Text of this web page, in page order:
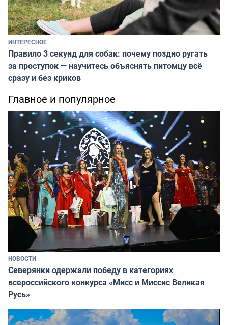
ИНТЕРЕСНОЕ
Правило 3 секунд для собак: почему поздно ругать
за проступок — научитесь объяснять питомцу всё
сразу и без криков
Главное и популярное
НОВОСТИ
Северянки одержали победу в категориях
всероссийского конкурса «Мисс и Миссис Великая
Русь»